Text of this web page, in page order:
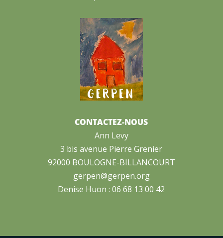
CONTACTEZ-NOUS
Ann Levy
3 bis avenue Pierre Grenier
92000 BOULOGNE-BILLANCOURT
gerpen@gerpen.org
Denise Huon : 06 68 13 00 42